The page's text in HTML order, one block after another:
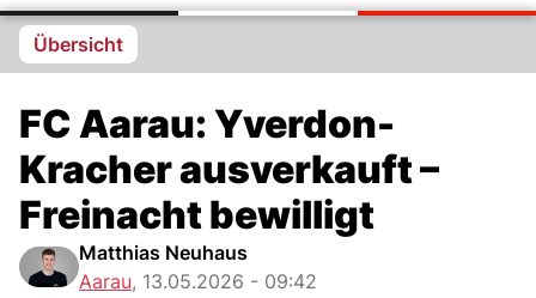
Übersicht
FC Aarau: Yverdon-
Kracher ausverkauft –
Freinacht bewilligt
Matthias Neuhaus
Aarau, 13.05.2026 - 09:42